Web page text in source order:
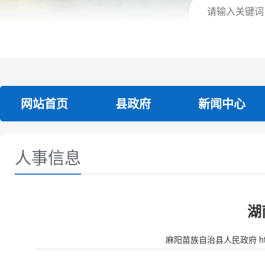
网站首页 县政府 新闻中心
人事信息
麻阳苗族自治县人民政府